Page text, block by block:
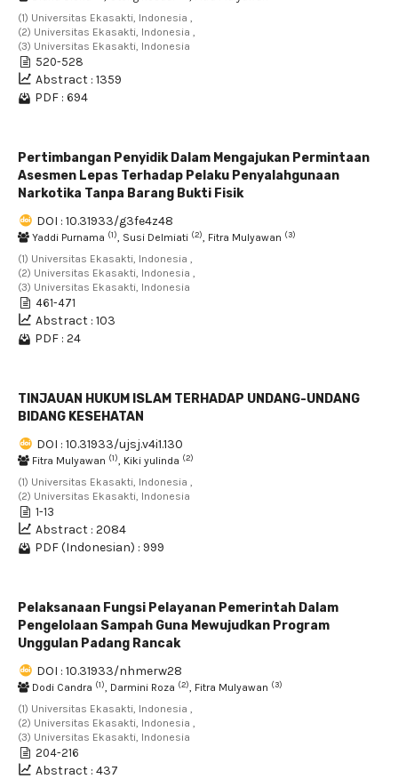
(1) Universitas Ekasakti, Indonesia ,
(2) Universitas Ekasakti, Indonesia ,
(3) Universitas Ekasakti, Indonesia
520-528
Abstract : 1359
PDF : 694
Pertimbangan Penyidik Dalam Mengajukan Permintaan
Asesmen Lepas Terhadap Pelaku Penyalahgunaan
Narkotika Tanpa Barang Bukti Fisik
DOI : 10.31933/g3fe4z48
Yaddi Purnama (1), Susi Delmiati (2), Fitra Mulyawan (3)
(1) Universitas Ekasakti, Indonesia ,
(2) Universitas Ekasakti, Indonesia ,
(3) Universitas Ekasakti, Indonesia
461-471
Abstract : 103
PDF : 24
TINJAUAN HUKUM ISLAM TERHADAP UNDANG-UNDANG
BIDANG KESEHATAN
DOI : 10.31933/ujsj.v4i1.130
Fitra Mulyawan (1), Kiki yulinda (2)
(1) Universitas Ekasakti, Indonesia ,
(2) Universitas Ekasakti, Indonesia
1-13
Abstract : 2084
PDF (Indonesian) : 999
Pelaksanaan Fungsi Pelayanan Pemerintah Dalam
Pengelolaan Sampah Guna Mewujudkan Program
Unggulan Padang Rancak
DOI : 10.31933/nhmerw28
Dodi Candra (1), Darmini Roza (2), Fitra Mulyawan (3)
(1) Universitas Ekasakti, Indonesia ,
(2) Universitas Ekasakti, Indonesia ,
(3) Universitas Ekasakti, Indonesia
204-216
Abstract : 437